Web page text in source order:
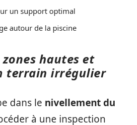
un support optimal
autour de la piscine
hautes et
terrain irrégulier
dans le nivellement du
à une inspection